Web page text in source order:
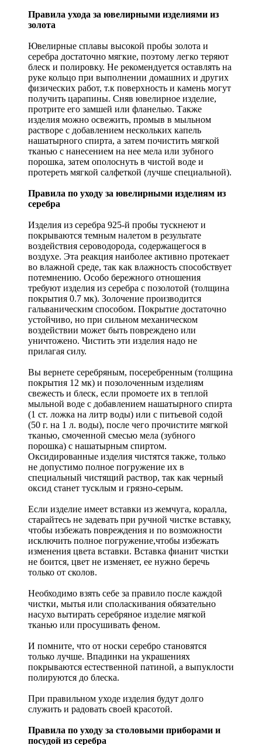
Правила ухода за ювелирными изделиями из
золота
Ювелирные сплавы высокой пробы золота и
серебра достаточно мягкие, поэтому легко теряют
блеск и полировку. Не рекомендуется оставлять на
руке кольцо при выполнении домашних и других
физических работ, т.к поверхность и камень могут
получить царапины. Сняв ювелирное изделие,
протрите его замшей или фланелью. Также
изделия можно освежить, промыв в мыльном
растворе с добавлением нескольких капель
нашатырного спирта, а затем почистить мягкой
тканью с нанесением на нее мела или зубного
порошка, затем ополоснуть в чистой воде и
протереть мягкой салфеткой (лучше специальной).
Правила по уходу за ювелирными изделиям из
серебра
Изделия из серебра 925-й пробы тускнеют и
покрываются темным налетом в результате
воздействия сероводорода, содержащегося в
воздухе. Эта реакция наиболее активно протекает
во влажной среде, так как влажность способствует
потемнению. Особо бережного отношения
требуют изделия из серебра с позолотой (толщина
покрытия 0.7 мк). Золочение производится
гальваническим способом. Покрытие достаточно
устойчиво, но при сильном механическом
воздействии может быть повреждено или
уничтожено. Чистить эти изделия надо не
прилагая силу.
Вы вернете серебряным, посеребренным (толщина
покрытия 12 мк) и позолоченным изделиям
свежесть и блеск, если промоете их в теплой
мыльной воде с добавлением нашатырного спирта
(1 ст. ложка на литр воды) или с питьевой содой
(50 г. на 1 л. воды), после чего прочистите мягкой
тканью, смоченной смесью мела (зубного
порошка) с нашатырным спиртом.
Оксидированные изделия чистятся также, только
не допустимо полное погружение их в
специальный чистящий раствор, так как черный
оксид станет тусклым и грязно-серым.
Если изделие имеет вставки из жемчуга, коралла,
старайтесь не задевать при ручной чистке вставку,
чтобы избежать повреждения и по возможности
исключить полное погружение,чтобы избежать
изменения цвета вставки. Вставка фианит чистки
не боится, цвет не изменяет, ее нужно беречь
только от сколов.
Необходимо взять себе за правило после каждой
чистки, мытья или споласкивания обязательно
насухо вытирать серебряное изделие мягкой
тканью или просушивать феном.
И помните, что от носки серебро становятся
только лучше. Впадинки на украшениях
покрываются естественной патиной, а выпуклости
полируются до блеска.
При правильном уходе изделия будут долго
служить и радовать своей красотой.
Правила по уходу за столовыми приборами и
посудой из серебра